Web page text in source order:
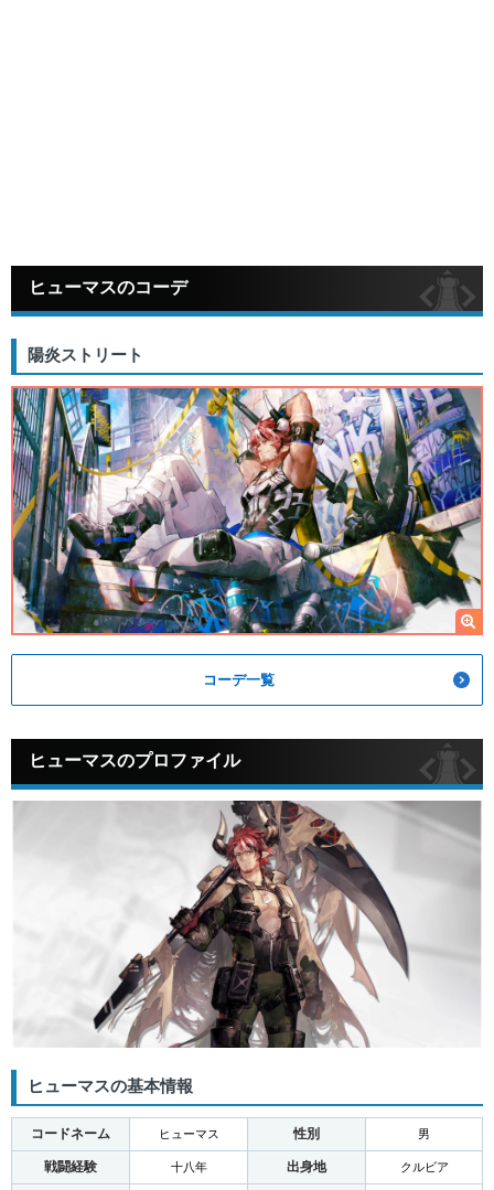
ヒューマスのコーデ
陽炎ストリート
コーデ一覧
ヒューマスのプロファイル
ヒューマスの基本情報
コードネーム ヒューマス 性別 男
戦闘経験 十八年 出身地 クルビア